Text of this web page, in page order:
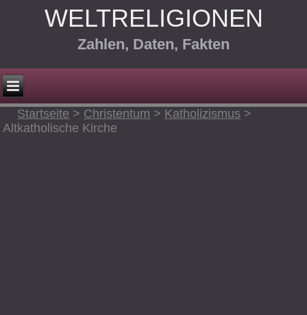
WELTRELIGIONEN
Zahlen, Daten, Fakten
Startseite > Christentum > Katholizismus >
Altkatholische Kirche